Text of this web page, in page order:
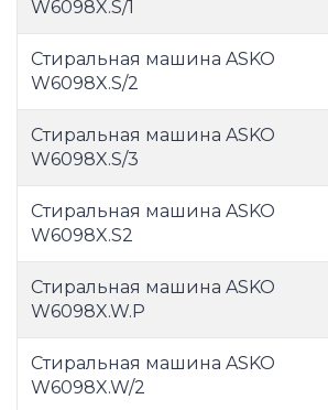
W6098X.S/1
Стиральная машина ASKO
W6098X.S/2
Стиральная машина ASKO
W6098X.S/3
Стиральная машина ASKO
W6098X.S2
Стиральная машина ASKO
W6098X.W.P
Стиральная машина ASKO
W6098X.W/2